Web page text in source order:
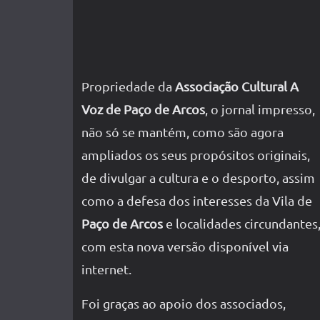
Propriedade da Associação Cultural A
Voz de Paço de Arcos , o jornal impresso,
não só se mantém, como são agora
ampliados os seus propósitos originais,
de divulgar a cultura e o desporto, assim
como a defesa dos interesses da Vila de
Paço de Arcos e localidades circundantes,
com esta nova versão disponível via
internet.
Foi graças ao apoio dos associados,